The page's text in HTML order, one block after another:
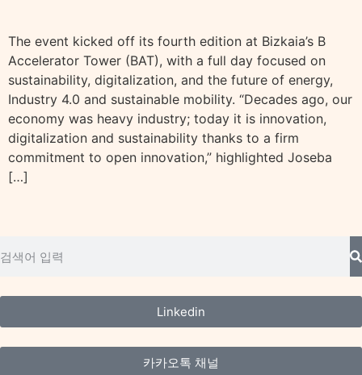
The event kicked off its fourth edition at Bizkaia’s B
Accelerator Tower (BAT), with a full day focused on
sustainability, digitalization, and the future of energy,
Industry 4.0 and sustainable mobility. “Decades ago, our
economy was heavy industry; today it is innovation,
digitalization and sustainability thanks to a firm
commitment to open innovation,” highlighted Joseba
[…]
Linkedin
카카오톡 채널